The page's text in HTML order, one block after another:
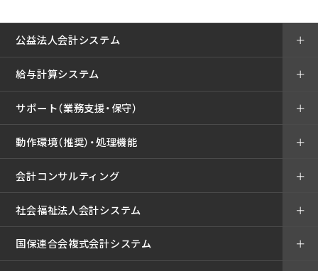
公益法人会計システム ＋
給与計算システム ＋
サポート（業務支援・保守） ＋
動作環境（推奨）・処理機能 ＋
会計コンサルティング ＋
社会福祉法人会計システム ＋
国保連合会複式会計システム ＋